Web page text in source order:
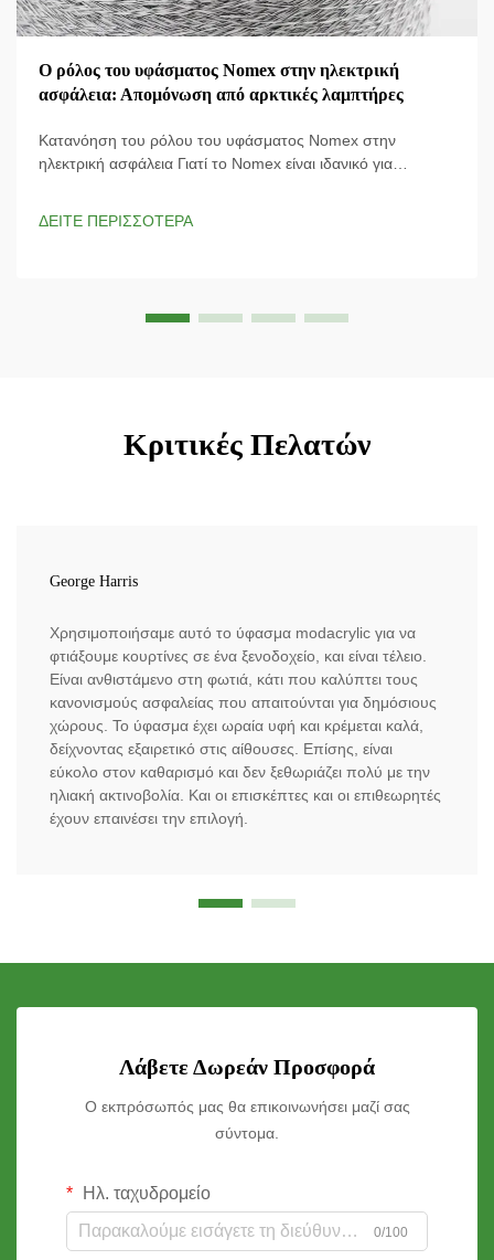
Ο ρόλος του υφάσματος Nomex στην ηλεκτρική
ασφάλεια: Απομόνωση από αρκτικές λαμπτήρες
Κατανόηση του ρόλου του υφάσματος Nomex στην
ηλεκτρική ασφάλεια Γιατί το Nomex είναι ιδανικό για
ΔΕΙΤΕ ΠΕΡΙΣΣΟΤΕΡΑ
Κριτικές Πελατών
George Harris
Χρησιμοποιήσαμε αυτό το ύφασμα modacrylic για να
φτιάξουμε κουρτίνες σε ένα ξενοδοχείο, και είναι τέλειο.
Είναι ανθιστάμενο στη φωτιά, κάτι που καλύπτει τους
κανονισμούς ασφαλείας που απαιτούνται για δημόσιους
χώρους. Το ύφασμα έχει ωραία υφή και κρέμεται καλά,
δείχνοντας εξαιρετικό στις αίθουσες. Επίσης, είναι
εύκολο στον καθαρισμό και δεν ξεθωριάζει πολύ με την
ηλιακή ακτινοβολία. Και οι επισκέπτες και οι επιθεωρητές
έχουν επαινέσει την επιλογή.
Λάβετε Δωρεάν Προσφορά
Ο εκπρόσωπός μας θα επικοινωνήσει μαζί σας
σύντομα.
Ηλ. ταχυδρομείο
0/100